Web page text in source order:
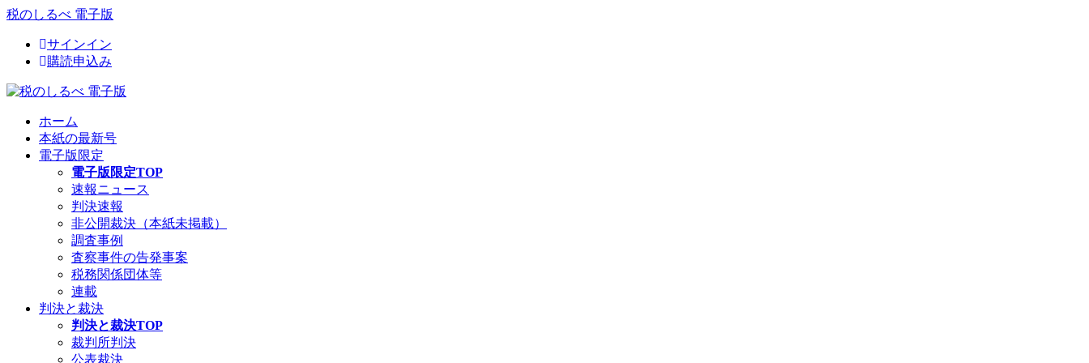
税のしるべ 電子版
サインイン
購読申込み
ホーム
本紙の最新号
電子版限定
電子版限定TOP
速報ニュース
判決速報
非公開裁決（本紙未掲載）
調査事例
査察事件の告発事案
税務関係団体等
連載
判決と裁決
判決と裁決TOP
裁判所判決
公表裁決